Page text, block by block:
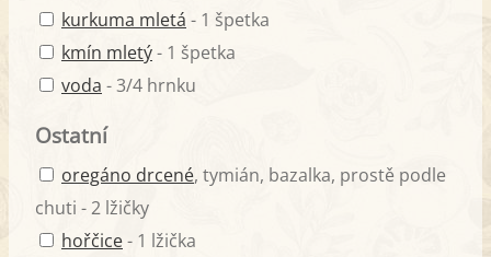
kurkuma mletá - 1 špetka
kmín mletý- 1 špetka
voda - 3/4 hrnku
Ostatní
oregáno drcené, tymián, bazalka, prostě podle
chuti - 2 lžičky
hořčice- 1 lžička